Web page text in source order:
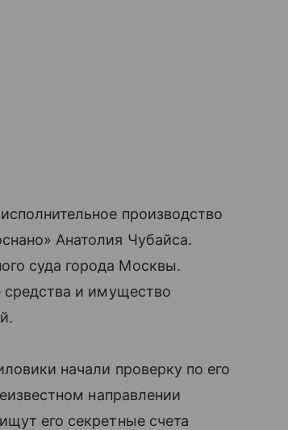
производство
Анатолия Чубайса.
суда города Москвы.
средства и имущество
начали проверку по его
направлении
его секретные счета